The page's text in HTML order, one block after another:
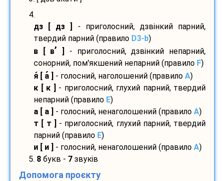
4.
дз [ дз ]
- приголосний, дзвінкий парний,
твердий парний (правило D3-b)
в [ в’
- приголосний, дзвінкий непарний,
сонорний, пом'якшений непарний (правило F)
я [ а - голосний, наголошений (правило A)
к [ к ]
- приголосний, глухий парний, твердий
непарний (правило E)
а [ а ]
- голосний, ненаголошений (правило A)
т [ т ]
- приголосний, глухий парний, твердий
парний (правило E)
и [ и ]
- голосний, ненаголошений (правило A)
5. 8 букв - 7 звуків
Допомога проєкту